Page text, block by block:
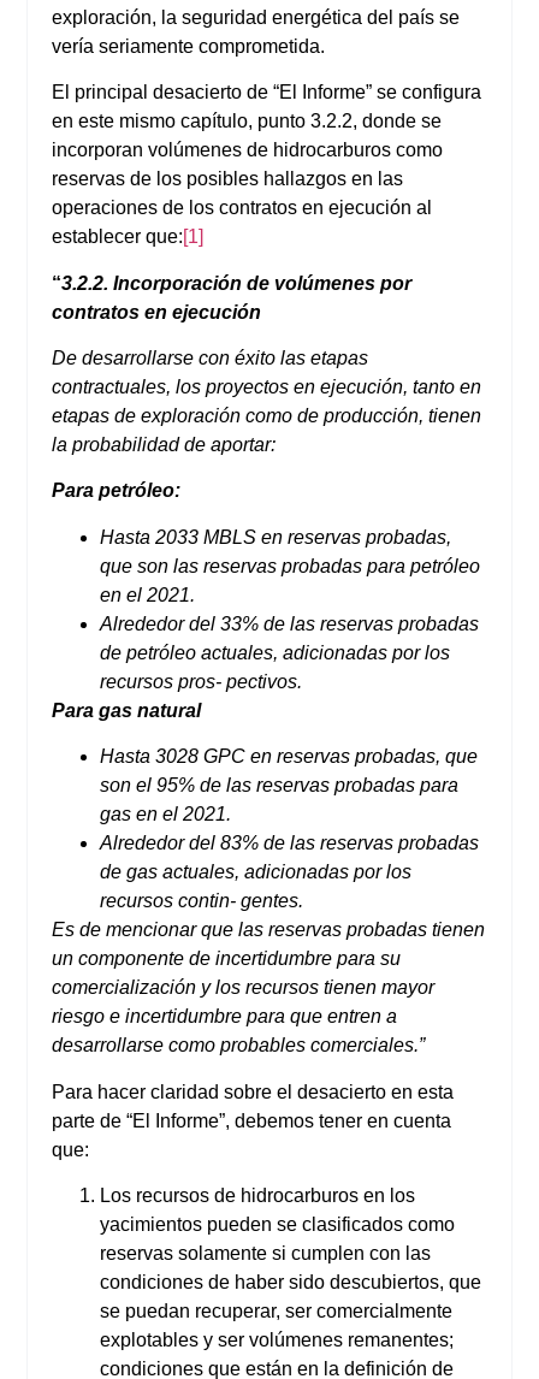
exploración, la seguridad energética del país se
vería seriamente comprometida.
El principal desacierto de “El Informe” se configura
en este mismo capítulo, punto 3.2.2, donde se
incorporan volúmenes de hidrocarburos como
reservas de los posibles hallazgos en las
operaciones de los contratos en ejecución al
establecer que:[1]
“3.2.2. Incorporación de volúmenes por
contratos en ejecución
De desarrollarse con éxito las etapas
contractuales, los proyectos en ejecución, tanto en
etapas de exploración como de producción, tienen
la probabilidad de aportar:
Para petróleo:
Hasta 2033 MBLS en reservas probadas,
que son las reservas probadas para petróleo
en el 2021.
Alrededor del 33% de las reservas probadas
de petróleo actuales, adicionadas por los
recursos pros- pectivos.
Para gas natural
Hasta 3028 GPC en reservas probadas, que
son el 95% de las reservas probadas para
gas en el 2021.
Alrededor del 83% de las reservas probadas
de gas actuales, adicionadas por los
recursos contin- gentes.
Es de mencionar que las reservas probadas tienen
un componente de incertidumbre para su
comercialización y los recursos tienen mayor
riesgo e incertidumbre para que entren a
desarrollarse como probables comerciales.”
Para hacer claridad sobre el desacierto en esta
parte de “El Informe”, debemos tener en cuenta
que:
Los recursos de hidrocarburos en los
yacimientos pueden se clasificados como
reservas solamente si cumplen con las
condiciones de haber sido descubiertos, que
se puedan recuperar, ser comercialmente
explotables y ser volúmenes remanentes;
condiciones que están en la definición de